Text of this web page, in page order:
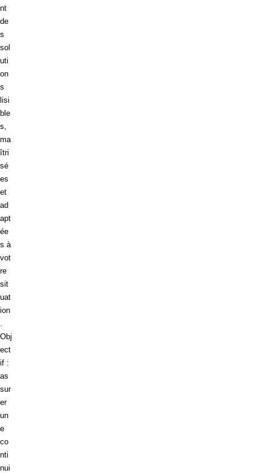
nt
de
s
sol
uti
on
s
lisi
ble
s,
ma
îtri
sé
es
et
ad
apt
ée
s à
vot
re
sit
uat
ion
.
Obj
ect
if :
as
sur
er
un
e
co
nti
nui